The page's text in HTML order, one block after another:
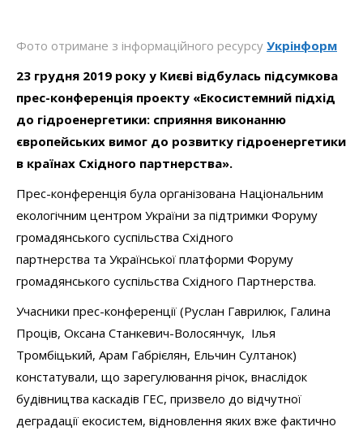
Фото отримане з інформаційного ресурсу Укрінформ
23 грудня 2019 року у Києві відбулась підсумкова
прес-конференція проекту «Екосистемний підхід
до гідроенергетики: сприяння виконанню
європейських вимог до розвитку гідроенергетики
в країнах Східного партнерства».
Прес-конференція була організована Національним
екологічним центром України за підтримки Форуму
громадянського суспільства Східного
партнерства та Української платформи Форуму
громадянського суспільства Східного Партнерства.
Учасники прес-конференції (Руслан Гаврилюк, Галина
Проців, Оксана Станкевич-Волосянчук, Ілья
Тромбіцький, Арам Габрієлян, Ельчин Султанок)
конcтатували, що зарегулювання річок, внаслідок
будівництва каскадів ГЕС, призвело до відчутної
деградації екосистем, відновлення яких вже фактично